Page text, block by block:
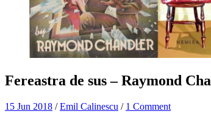
Fereastra de sus – Raymond
15 Jun 2018 /Emil Calinescu / 1 Comment